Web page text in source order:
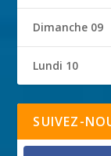
Dimanche 09
Lundi 10
SUIVEZ-